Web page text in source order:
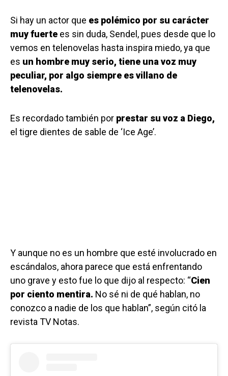
Si hay un actor que es polémico por su carácter
muy fuerte es sin duda, Sendel, pues desde que lo
vemos en telenovelas hasta inspira miedo, ya que
es un hombre muy serio, tiene una voz muy
peculiar, por algo siempre es villano de
telenovelas.
Es recordado también por prestar su voz a Diego,
el tigre dientes de sable de ‘Ice Age’.
Y aunque no es un hombre que esté involucrado en
escándalos, ahora parece que está enfrentando
uno grave y esto fue lo que dijo al respecto: “Cien
por ciento mentira. No sé ni de qué hablan, no
conozco a nadie de los que hablan”, según citó la
revista TV Notas.